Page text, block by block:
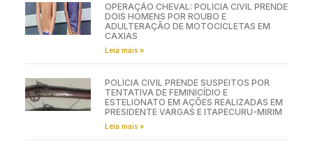
OPERAÇÃO CHEVAL: POLÍCIA CIVIL PRENDE
DOIS HOMENS POR ROUBO E
ADULTERAÇÃO DE MOTOCICLETAS EM
CAXIAS
Leia mais »
POLÍCIA CIVIL PRENDE SUSPEITOS POR
TENTATIVA DE FEMINICÍDIO E
ESTELIONATO EM AÇÕES REALIZADAS EM
PRESIDENTE VARGAS E ITAPECURU-MIRIM
Leia mais »